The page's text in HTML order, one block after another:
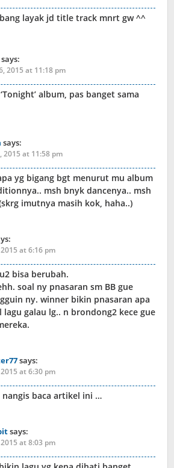
layak jd title track mnrt gw ^^
says:
2015 at 11:18 pm
album, pas banget sama
says:
2015 at 11:58 pm
yg bigang bgt menurut mu album
msh bnyk dancenya.. msh
imutnya masih kok, haha..)
at 6:16 pm
bisa berubah.
soal ny pnasaran sm BB gue
ny. winner bikin pnasaran apa
lagu galau lg.. n brondong2 kece gue
says:
at 6:30 pm
nangis baca artikel ini …
says:
at 8:03 pm